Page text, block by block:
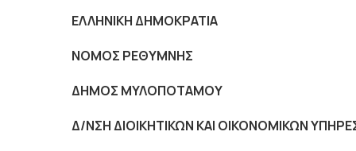
ΕΛΛΗΝΙΚΗ ΔΗΜΟΚΡΑΤΙΑ
NOMOΣ ΡΕΘΥΜΝΗΣ
ΔΗΜΟΣ ΜΥΛΟΠΟΤΑΜΟΥ
Δ/ΝΣΗ ΔΙΟΙΚΗΤΙΚΩΝ ΚΑΙ ΟΙΚΟΝΟΜΙΚΩΝ